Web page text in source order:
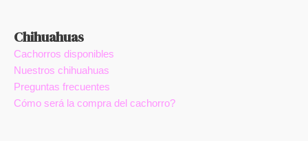
Chihuahuas
Cachorros disponibles
Nuestros chihuahuas
Preguntas frecuentes
Cómo será la compra del cachorro?